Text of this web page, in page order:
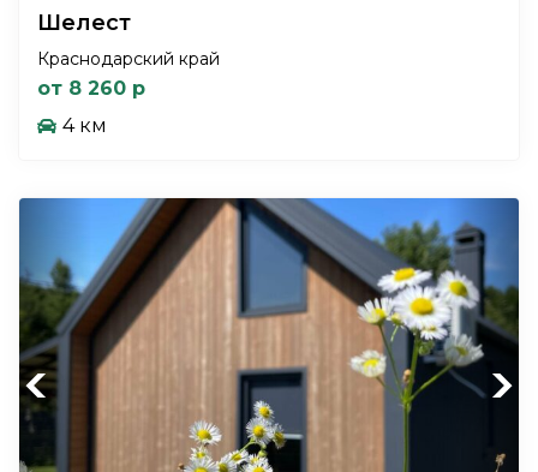
Шелест
Краснодарский край
от 8 260 р
4 км
Previous Next